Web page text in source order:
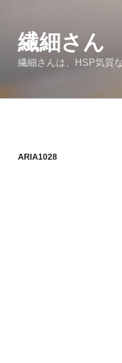
繊細さん
繊細さんは、HSP気質
ARIA1028